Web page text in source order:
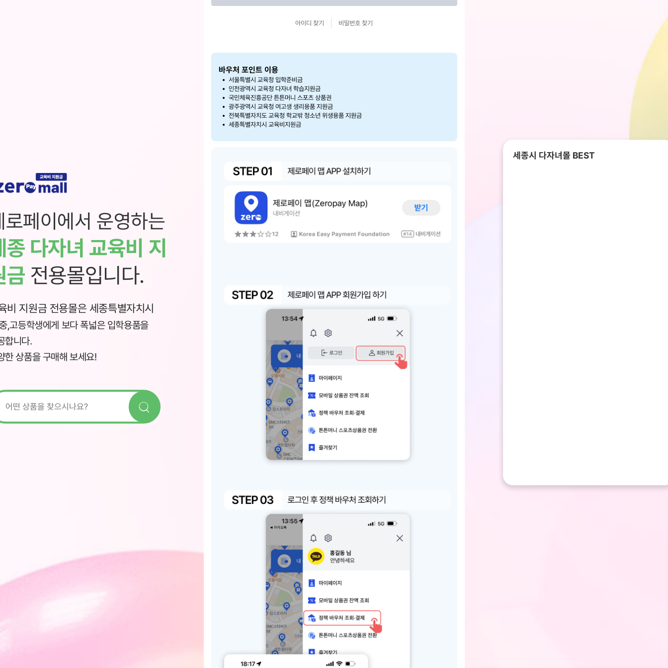
세종시 다자녀몰 BEST
아이디 찾기 비밀번호 찾기
바우처 포인트 이용
서울특별시 교육청 입학준비금
인천광역시 교육청 다자녀 학습지원금
국민체육진흥공단 튼튼머니 스포츠 상품권
광주광역시 교육청 여고생 생리용품 지원금
전북특별자치도 교육청 학교밖 청소년 위생용품 지원금
세종특별자치시 교육비지원금
로페이에서 운영하는
종 다자녀 교육비 지
금 전용몰입니다.
비 지원금 전용몰은 세종특별자치시
,고등학생에게 보다 폭넓은 입학용품을
합니다.
한 상품을 구매해 보세요!